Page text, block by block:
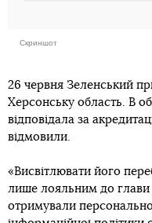
Скриншот
26 червня Зеленський
Херсонську область. В
відповідала за
відмовили.
«Висвітлювати його
лише лояльним до
отримували